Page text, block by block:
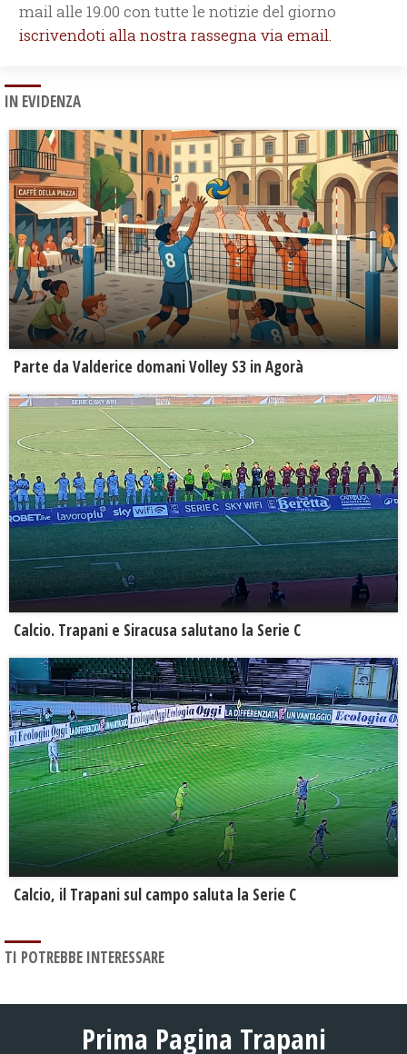
mail alle 19.00 con tutte le notizie del giorno
iscrivendoti alla nostra rassegna via email.
IN EVIDENZA
Parte da Valderice domani Volley S3 in Agorà
Calcio. Trapani e Siracusa salutano la Serie C
Calcio, il Trapani sul campo saluta la Serie C
TI POTREBBE INTERESSARE
Prima Pagina Trapani